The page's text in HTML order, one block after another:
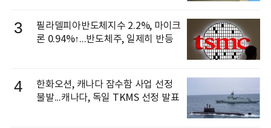
3
필라델피아반도체지수 2.2%, 마이크
론 0.94%↑...반도체주, 일제히 반등
4
한화오션, 캐나다 잠수함 사업 선정
불발...캐나다, 독일 TKMS 선정 발표